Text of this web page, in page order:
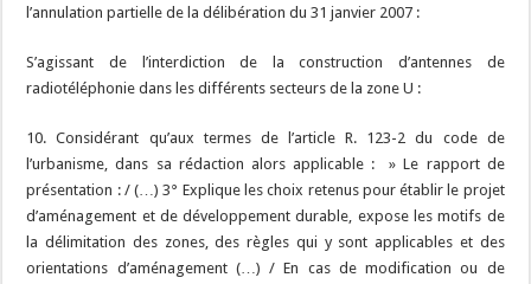
l’annulation partielle de la délibération du 31 janvier 2007 :
S’agissant de l’interdiction de la construction d’antennes de
radiotéléphonie dans les différents secteurs de la zone U :
10. Considérant qu’aux termes de l’article R. 123-2 du code de
l’urbanisme, dans sa rédaction alors applicable : » Le rapport de
présentation : / (…) 3° Explique les choix retenus pour établir le projet
d’aménagement et de développement durable, expose les motifs de
la délimitation des zones, des règles qui y sont applicables et des
orientations d’aménagement (…) / En cas de modification ou de